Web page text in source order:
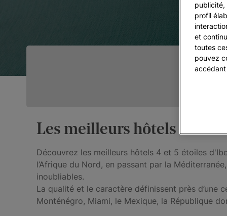
Les meilleurs hôtels dans
Découvrez les meilleurs hôtels 4 et 5 étoiles
l’Afrique du Nord, en passant par la
inoubliables.
La qualité et le caractère définissent près d’une
Monténégro, Miami, le Mexique, la République
publicité,
profil
et
toutes
pouvez
accédant